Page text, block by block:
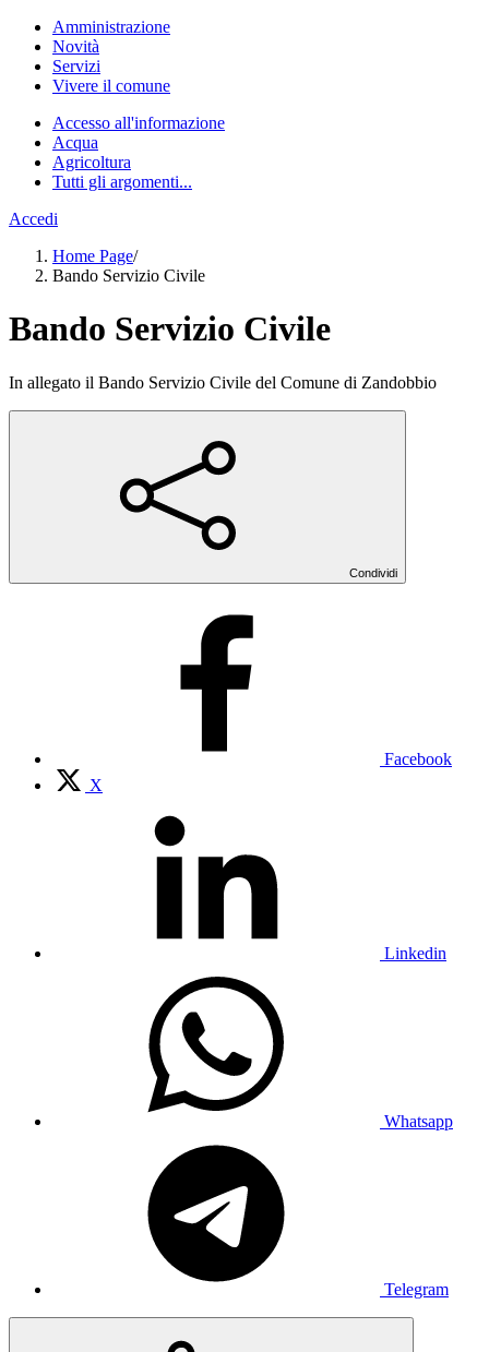
Amministrazione
Novità
Servizi
Vivere il comune
Accesso all'informazione
Acqua
Agricoltura
Tutti gli argomenti...
Accedi
Home Page/
Bando Servizio Civile
Bando Servizio Civile
In allegato il Bando Servizio Civile del Comune di Zandobbio
Condividi
Facebook
X
Linkedin
Whatsapp
Telegram